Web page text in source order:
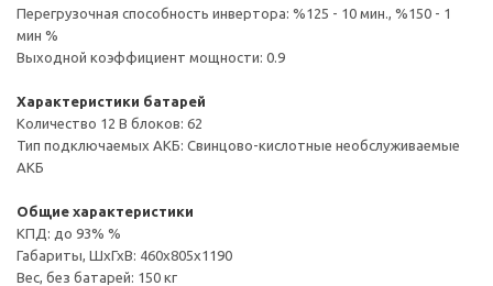
Перегрузочная способность инвертора: %125 - 10 мин., %150 - 1
мин %
Выходной коэффициент мощности: 0.9
Характеристики батарей
Количество 12 В блоков: 62
Тип подключаемых АКБ: Свинцово-кислотные необслуживаемые
АКБ
Общие характеристики
КПД: до 93% %
Габариты, ШхГхВ: 460x805x1190
Вес, без батарей: 150 кг